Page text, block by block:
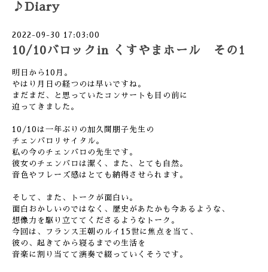
♪Diary
2022-09-30 17:03:00
10/10バロックin くすやまホール その1
明日から10月。
やはり月日の経つのは早いですね。
まだまだ、と思っていたコンサートも目の前に
迫ってきました。
10/10は一年ぶりの加久間朋子先生の
チェンバロリサイタル。
私の今のチェンバロの先生です。
彼女のチェンバロは潔く、また、とても自然。
音色やフレーズ感はとても納得させられます。
そして、また、トークが面白い。
面白おかしいのではなく、歴史があたかも今あるような、
想像力を駆り立ててくださるようなトーク。
今回は、フランス王朝のルイ15世に焦点を当て、
彼の、起きてから寝るまでの生活を
音楽に割り当てて演奏で綴っていくそうです。